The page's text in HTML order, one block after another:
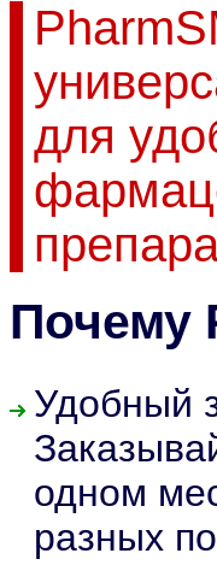
для
Почему
Удобный
одном
разных